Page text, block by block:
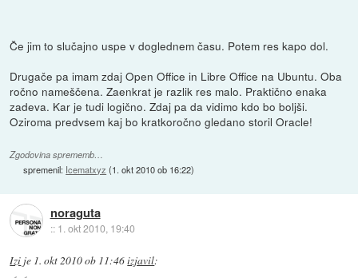
Če jim to slučajno uspe v doglednem času. Potem res kapo dol.
Drugače pa imam zdaj Open Office in Libre Office na Ubuntu. Oba
ročno nameščena. Zaenkrat je razlik res malo. Praktično enaka
zadeva. Kar je tudi logično. Zdaj pa da vidimo kdo bo boljši.
Oziroma predvsem kaj bo kratkoročno gledano storil Oracle!
Zgodovina sprememb…
spremenil: Icematxyz (1. okt 2010 ob 16:22)
noraguta
:: 1. okt 2010, 19:40
Izi je 1. okt 2010 ob 11:46izjavil: